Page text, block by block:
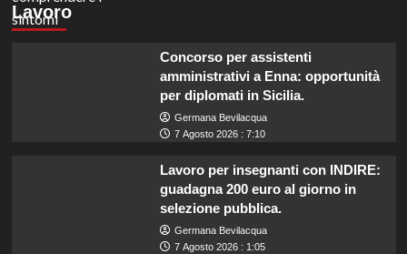
Lavoro
Concorso per assistenti
amministrativi a Enna: opportunità
per diplomati in Sicilia.
Germana Bevilacqua
7 Agosto 2026 : 7:10
Lavoro per insegnanti con INDIRE:
guadagna 200 euro al giorno in
selezione pubblica.
Germana Bevilacqua
7 Agosto 2026 : 1:05